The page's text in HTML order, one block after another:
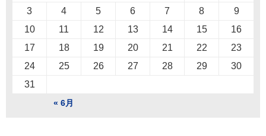
« 6月
3
4 5 6 7 8
9
10
11 12 13 14 15
16
17
18 19 20 21 22
23
24
25 26 27 28 29
30
31